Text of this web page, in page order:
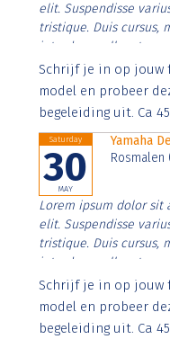
elit. Suspendisse
tristique. Duis cursus,
interdum nulla, ut
Aenean faucibus nibh
imperdiet. Nunc ut
Schrijf je in op jouw
model en probeer
begeleiding uit. Ca
Saturday
30
MAY
Yamaha
Rosmalen
Lorem ipsum dolor sit
elit. Suspendisse
tristique. Duis cursus,
interdum nulla, ut
Aenean faucibus nibh
imperdiet. Nunc ut
Schrijf je in op jouw
model en probeer
begeleiding uit. Ca